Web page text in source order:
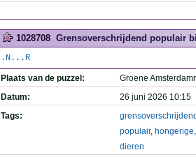
1028708 Grensoverschrijdend populair
.N...R
Plaats van de puzzel:
Groene
Datum:
26 juni 2026 10:15
Tags:
grensoverschrijdend
populair, hongerige,
dieren